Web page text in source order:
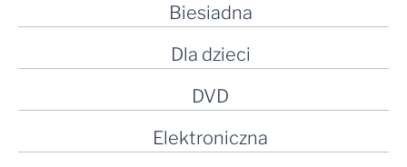
Biesiadna
Dla dzieci
DVD
Elektroniczna